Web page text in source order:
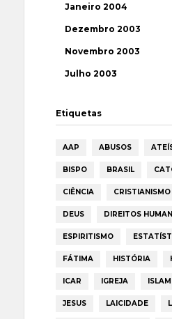
Janeiro 2004
Dezembro 2003
Novembro 2003
Julho 2003
Etiquetas
AAP ABUSOS
BISPO BRASIL
CIÊNCIA CRISTIANISMO
DEUS DIREITOS
ESPIRITISMO
FÁTIMA HISTÓRIA
ICAR IGREJA
JESUS LAICIDADE